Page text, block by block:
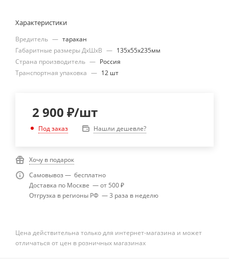
Характеристики
Вредитель — таракан
Габаритные размеры ДхШхВ — 135х55х235мм
Страна производитель — Россия
Транспортная упаковка — 12 шт
2 900 ₽/шт
Под заказ Нашли дешевле?
Хочу в подарок
Самовывоз — бесплатно
Доставка по Москве — от 500 ₽
Отгрузка в регионы РФ — 3 раза в неделю
Цена действительна только для интернет-магазина и может
отличаться от цен в розничных магазинах